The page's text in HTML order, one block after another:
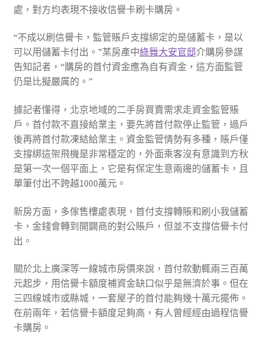
處，對方均表現不接收信譽卡刷卡購房。
“不成以刷信譽卡，監管賬戶支撐綁定的是儲蓄卡，是以
可以用儲蓄卡付出。”某房產中綠舞大安官邸介購房參謀
告知記者，“購房的首付資金應為自有資金，這方面監管
仍是比擬嚴厲的。”
據記者懂得，北京地域的二手房買賣需求走資金監管賬
戶。首付款不直接給業主，要先將首付款停止監管，過戶
後再將首付款凍結給業主。資金監管情勢有多種，賬戶僅
支撐綁這架飛機是非常穩定的，外面乘客沒有意識到方秋
是第一次一個平面上，它是有保定生意兩邊的儲蓄卡，且
單筆付出不跨越1000萬元。
新房方面，多傢售樓處表現，首付支撐轉賬和刷小我儲蓄
卡，金錢會轉到開闢商的對公賬戶，但並不支撐信譽卡付
出。
關於北上廣深等一線城市房價來說，首付款動輒兩三百萬
元起步，用信譽卡額度補資金缺口似乎是無濟於事。但在
三四線城市或縣城，一套屋子的首付能夠幾十萬元擺佈。
在前兩年，若信譽卡額度足夠高，有人曾經經由過程信譽
卡購房。